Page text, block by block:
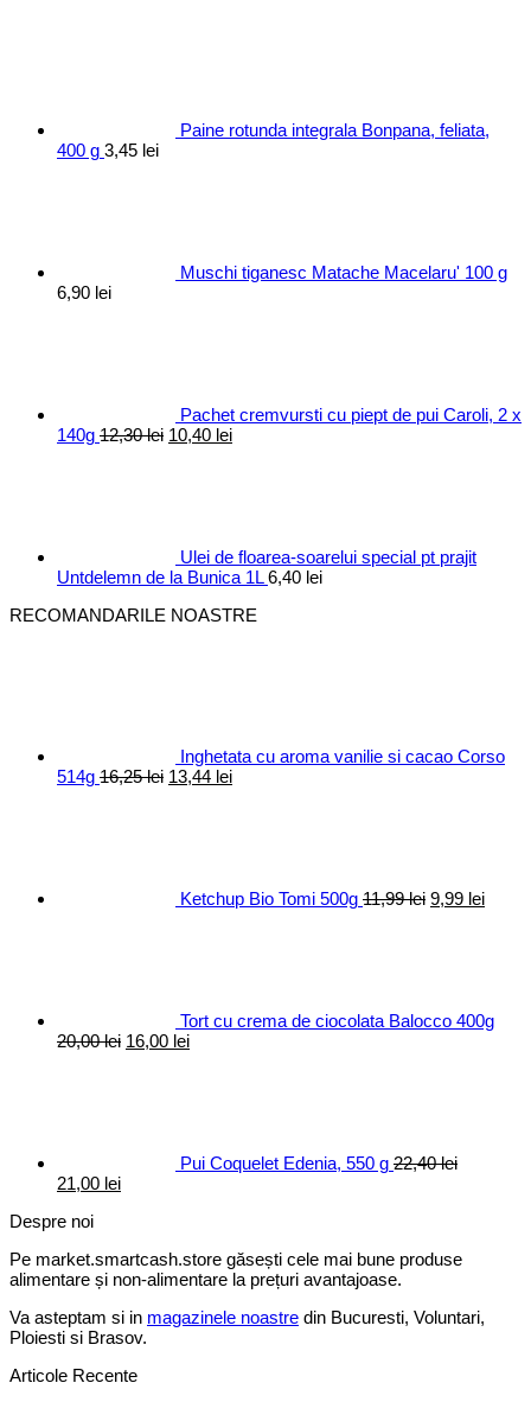
Paine rotunda integrala Bonpana, feliata,
400 g 3,45 lei
Muschi tiganesc Matache Macelaru' 100 g
6,90 lei
Pachet cremvursti cu piept de pui Caroli, 2 x
140g 12,30lei Prețul
10,40 leiPrețul
Ulei de floarea-soarelui special pt prajit
Untdelemn de la Bunica 1L 6,40 lei
RECOMANDARILE NOASTRE
Inghetata cu aroma vanilie si cacao Corso
514g 16,25lei Prețul
13,44 leiPrețul
Ketchup Bio Tomi 500g 11,99lei 9,99 lei
Tort cu crema de ciocolata Balocco 400g
20,00lei Prețul
16,00 leiPrețul
Pui Coquelet Edenia, 550 g 22,40lei
Prețul
a
22,40 lei.
21,00 leiPrețul
Despre noi
Pe market.smartcash.store găsești cele mai bune produse
alimentare și non-alimentare la prețuri avantajoase.
Va asteptam si in magazinele noastre din Bucuresti, Voluntari,
Ploiesti si Brasov.
Articole Recente